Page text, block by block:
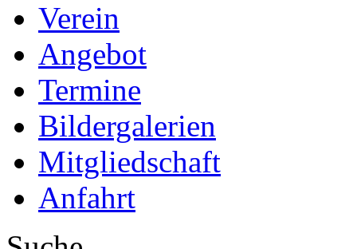
Verein
Angebot
Termine
Bildergalerien
Mitgliedschaft
Anfahrt